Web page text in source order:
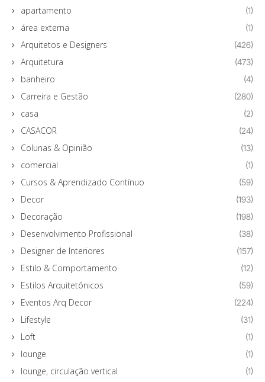
apartamento (1)
área externa (1)
Arquitetos e Designers (426)
Arquitetura (473)
banheiro (4)
Carreira e Gestão (280)
casa (2)
CASACOR (24)
Colunas & Opinião (13)
comercial (1)
Cursos & Aprendizado Contínuo (59)
Decor (193)
Decoração (198)
Desenvolvimento Profissional (38)
Designer de Interiores (157)
Estilo & Comportamento (12)
Estilos Arquitetônicos (59)
Eventos Arq Decor (224)
Lifestyle (31)
Loft (1)
lounge (1)
lounge, circulação vertical (1)